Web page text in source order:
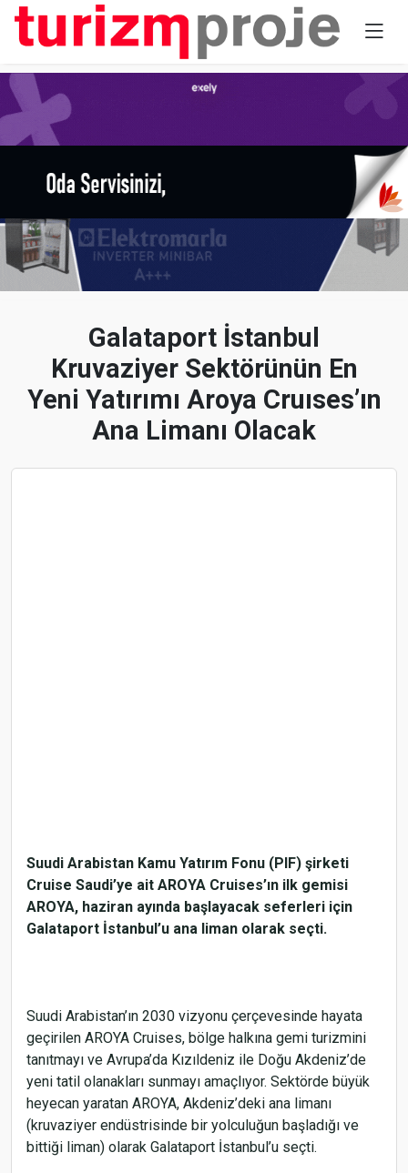
Galataport İstanbul
Kruvaziyer Sektörünün En
Yeni Yatırımı Aroya Cruıses’ın
Ana Limanı Olacak
Suudi Arabistan Kamu Yatırım Fonu (PIF) şirketi
Cruise Saudi’ye ait AROYA Cruises’ın ilk gemisi
AROYA, haziran ayında başlayacak seferleri için
Galataport İstanbul’u ana liman olarak seçti.
Suudi Arabistan’ın 2030 vizyonu çerçevesinde hayata
geçirilen AROYA Cruises, bölge halkına gemi turizmini
tanıtmayı ve Avrupa’da Kızıldeniz ile Doğu Akdeniz’de
yeni tatil olanakları sunmayı amaçlıyor. Sektörde büyük
heyecan yaratan AROYA, Akdeniz’deki ana limanı
(kruvaziyer endüstrisinde bir yolculuğun başladığı ve
bittiği liman) olarak Galataport İstanbul’u seçti.